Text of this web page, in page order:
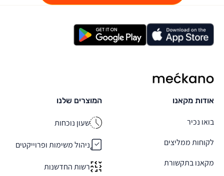
מקאנו
אודות מקאנו
בואו נכיר
לקוחות ממליצים
מקאנו בתקשורת
המוצרים שלנו
שעון נוכחות
ניהול משימות ופרוייקטים
רשות החדשנות